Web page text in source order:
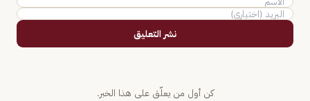
نشر التعليق
كن أول من يعلّق على هذا الخبر.